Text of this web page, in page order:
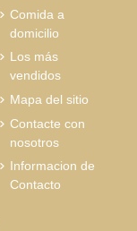
Comida a
domicilio
Los más
vendidos
Mapa del sitio
Contacte con
nosotros
Informacion de
Contacto